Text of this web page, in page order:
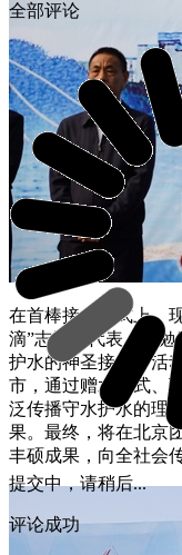
在首棒接力仪式上，
滴”志愿者代表，并
护水的神圣接力。活
市，通过赠水仪式、
泛传播守水护水的理
果。最终，将在北京
丰硕成果，向全社会
全部评论
提交中，请稍后...
评论成功